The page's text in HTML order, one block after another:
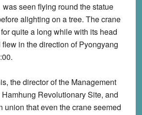
seen flying round the statue
alighting on a tree. The crane
quite a long while with its head
in the direction of Pyongyang
the director of the Management
Hamhung Revolutionary Site, and
union that even the crane seemed